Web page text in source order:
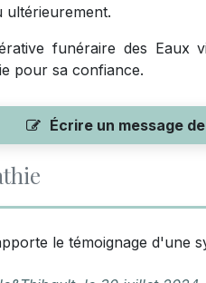
ultérieurement.
funéraire des Eaux
pour sa confiance.
Écrire un message
le témoignage d'une